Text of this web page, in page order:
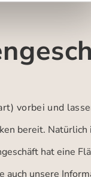
vorbei und
bereit. Natürlich
hat eine
auch unsere